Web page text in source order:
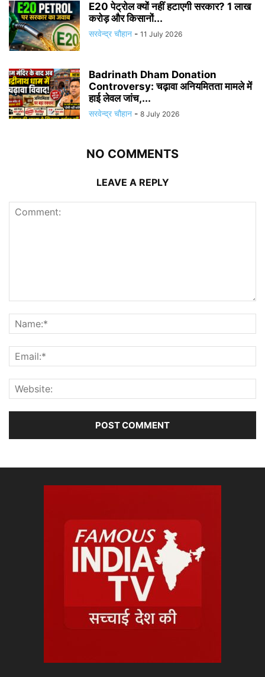
E20 पेट्रोल क्यों नहीं हटाएगी सरकार? 1 लाख
करोड़ और किसानों...
सरवेन्द्र चौहान - 11 July 2026
Badrinath Dham Donation
Controversy: चढ़ावा अनियमितता मामले में
हाई लेवल जांच,...
सरवेन्द्र चौहान - 8 July 2026
NO COMMENTS
LEAVE A REPLY